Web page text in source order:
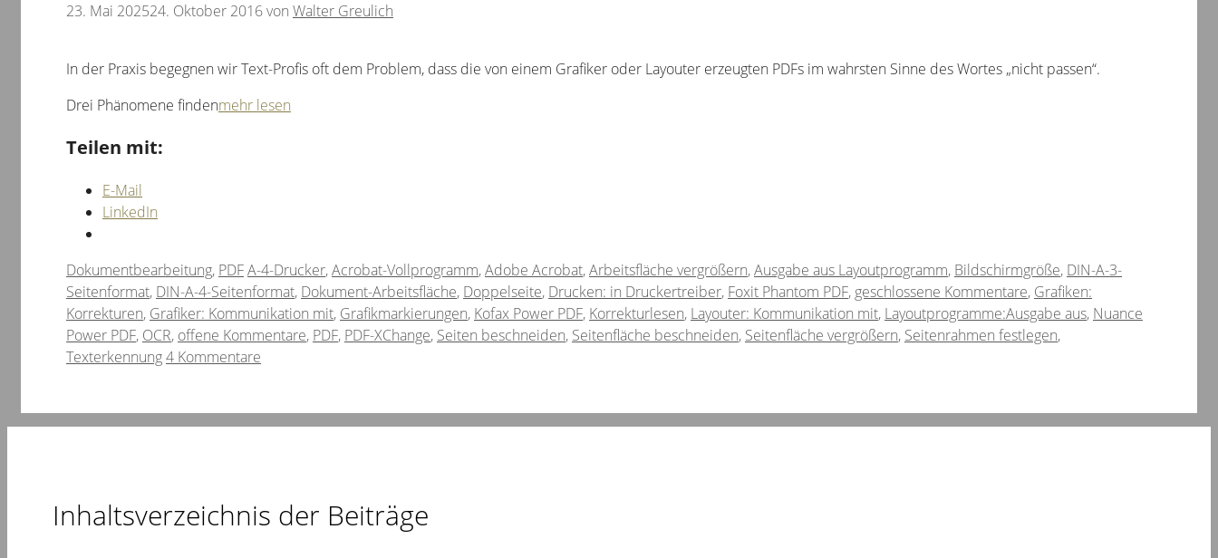
23. Mai 202524. Oktober 2016von Walter Greulich
In der Praxis begegnen wir Text-Profis oft dem Problem, dass die von einem Grafiker oder Layouter erzeugten PDFs im wahrsten Sinne des Wortes „nicht passen“.
Drei Phänomene findenmehr lesen
Teilen mit:
E-Mail
LinkedIn
Kategorien
Dokumentbearbeitung, PDFSchlagwörter
A-4-Drucker,Acrobat-Vollprogramm,Adobe Acrobat,Arbeitsfläche vergrößern,Ausgabe aus Layoutprogramm, Bildschirmgröße, DIN-A-3-
Seitenformat, DIN-A-4-Seitenformat, Dokument-Arbeitsfläche, Doppelseite, Drucken: in Druckertreiber, Foxit Phantom PDF, geschlossene Kommentare, Grafiken:
Korrekturen, Grafiker: Kommunikation mit, Grafikmarkierungen, Kofax Power PDF, Korrekturlesen, Layouter: Kommunikation mit, Layoutprogramme:Ausgabe aus, Nuance
Power PDF, OCR, offene Kommentare, PDF, PDF-XChange, Seiten beschneiden, Seitenfläche beschneiden, Seitenfläche vergrößern, Seitenrahmen festlegen,
Texterkennung4 Kommentare
Inhaltsverzeichnis der Beiträge